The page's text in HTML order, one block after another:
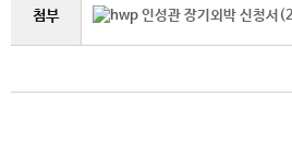
첨부 인성관 장기외박 신청